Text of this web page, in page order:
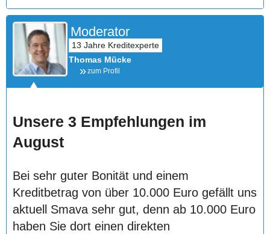
Moderator
Thomas Mücke
zum Profil
Unsere 3 Empfehlungen im
August
Bei sehr guter Bonität und einem
Kreditbetrag von über 10.000 Euro gefällt uns
aktuell Smava sehr gut, denn ab 10.000 Euro
haben Sie dort einen direkten